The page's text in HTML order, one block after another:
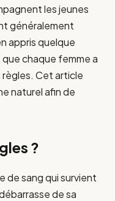
les jeunes
généralement
appris quelque
chaque femme a
règles. Cet article
naturel afin de
?
de sang qui survient
de sa